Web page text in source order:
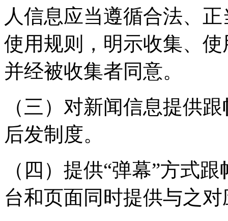
人信息应当遵循合法、
使用规则，明示收集、
并经被收集者同意。
（三）对新闻信息提供
后发制度。
（四）提供“弹幕”方式
台和页面同时提供与之